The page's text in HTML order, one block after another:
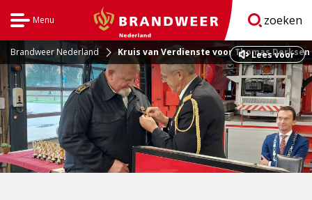
Menu
BrandweerNederland.nl
zoeken
Brandweer Nederland Kruis van Verdienste voor Thomas Derksen
Dit
is
een
externe
pagina
Lees voor